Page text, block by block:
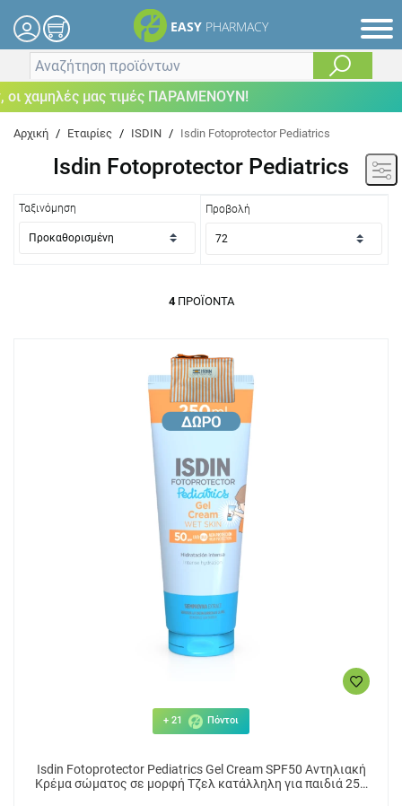
EASY PHARMACY
χαμηλές μας τιμές ΠΑΡΑΜΕΝΟΥΝ!
Αρχική / Εταιρίες / ISDIN / Isdin Fotoprotector Pediatrics
Isdin Fotoprotector Pediatrics
Ταξινόμηση Προβολή
4ΠΡΟΪΌΝΤΑ
+ 21 Πόντοι
Isdin Fotoprotector Pediatrics Gel Cream SPF50 Αντηλιακή
Κρέμα σώματος σε μορφή Τζελ κατάλληλη για παιδιά 250